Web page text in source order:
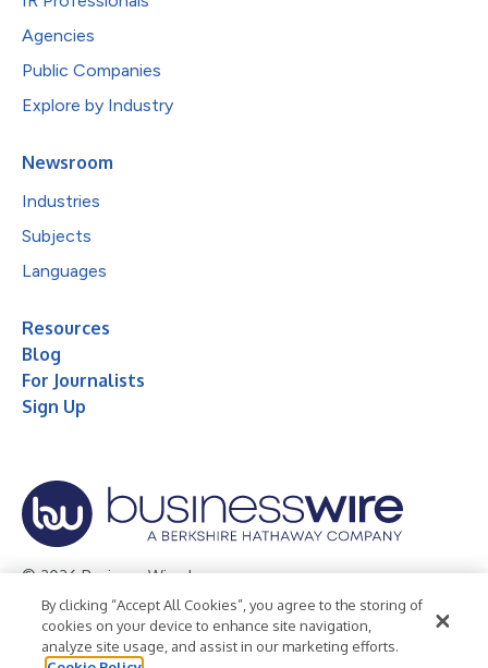
Agencies
Public Companies
Explore by Industry
Newsroom
Industries
Subjects
Languages
Resources
Blog
For Journalists
Sign Up
© 2026 Business Wire, Inc.
Privacy Policy Cookie Policy
Accessibility Statement
Terms of Use
Legal
By clicking “Accept All Cookies”, you agree to the storing of
cookies on your device to enhance site navigation,
analyze site usage, and assist in our marketing efforts.